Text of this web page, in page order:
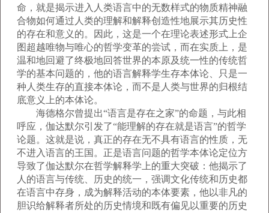
命，就是揭示进入人类语言中的无数样式的物质精神融
合物如何通过人类的理解和解释创造性地展示其历史性
的存在和意义的。因此，这是一个在理论表述形式上企
图超越唯物与唯心的哲学变革的尝试，而在实质上，是
温和地回避了终极地回答世界的本原及统一性的传统哲
学的基本问题的，他的语言解释学生存本体论、只是一
种人类生存的直接本体论，而不是人类与世界的归根结
底意义上的本体论。
海德格尔曾提出“语言是存在之家”的命题，与此相
呼应，伽达默尔引发了“能理解的存在就是语言”的哲学
论题。这就是说，真正的存在无不具有语言的性质，无
不进入语言的王国。正是语言问题的哲学本体论定位方
导致了伽达默尔在哲学解释学上的重大突破：他揭示了
人的语言与传统、历史的统一，强调文化传统和历史都
在语言中存身，成为解释活动的本体要素，他以非凡的
胆识给解释者所处的历史情境和既有偏见以重要的历史